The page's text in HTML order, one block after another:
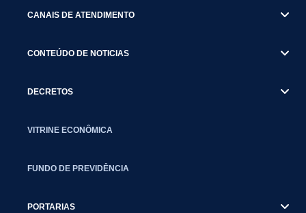
CANAIS DE ATENDIMENTO
CONTEÚDO DE NOTICIAS
DECRETOS
VITRINE ECONÔMICA
FUNDO DE PREVIDÊNCIA
PORTARIAS